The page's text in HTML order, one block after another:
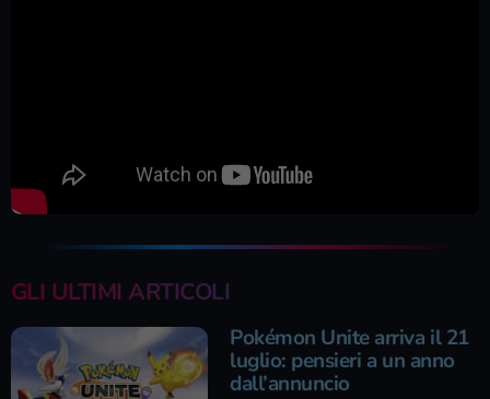
GLI ULTIMI ARTICOLI
Pokémon Unite arriva il 21
luglio: pensieri a un anno
dall’annuncio